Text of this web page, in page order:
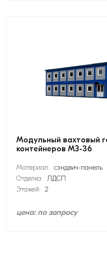
Модульный вахтовый
контейнеров МЗ-36
Материал: сэндвич-панель
Отделка: ЛДСП
Этажей: 2
цена: по запросу